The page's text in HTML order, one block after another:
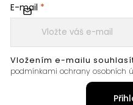
E-mail
Vložením e-mailu
podmínkami ochrany osobních